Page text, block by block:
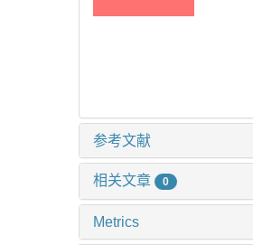
参考文献
相关文章 0
Metrics